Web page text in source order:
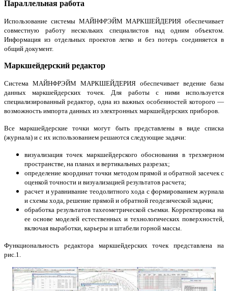
Параллельная работа
Использование системы МАЙНФРЭЙМ МАРКШЕЙДЕРИЯ обеспечивает
совместную работу нескольких специалистов над одним объектом.
Информация из отдельных проектов легко и без потерь соединяется в
общий документ.
Маркшейдерский редактор
Система МАЙНФРЭЙМ МАРКШЕЙДЕРИЯ обеспечивает ведение базы
данных маркшейдерских точек. Для работы с ними используется
специализированный редактор, одна из важных особенностей которого —
возможность импорта данных из электронных маркшейдерских приборов.
Все маркшейдерские точки могут быть представлены в виде списка
(журнала) и с их использованием решаются следующие задачи:
визуализация точек маркшейдерского обоснования в трехмерном
пространстве, на планах и вертикальных разрезах;
определение координат точки методом прямой и обратной засечек с
оценкой точности и визуализацией результатов расчета;
расчет и уравнивание теодолитного хода с формированием журнала
и схемы хода, решение прямой и обратной геодезической задачи;
обработка результатов тахеометрической съемки. Корректировка на
ее основе моделей естественных и технологических поверхностей,
включая выработки, карьеры и штабели горной массы.
Функциональность редактора маркшейдерских точек представлена на
рис.1.